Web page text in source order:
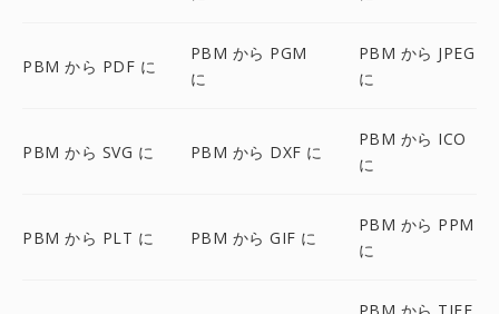
PBM から PDF に
PBM から PGM
に
PBM から JPEG
に
PBM から SVG に PBM から DXF に
PBM から ICO
に
PBM から PLT に PBM から GIF に
PBM から PPM
に